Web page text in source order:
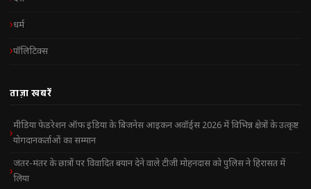
धर्म
पॉलिटिक्स
ताज़ा खबरें
मीडिया फेडरेशन ऑफ इंडिया के बिजनेस आइकन अवॉर्ड्स 2026 में विभिन्न क्षेत्रों के उत्कृष्ट
योगदानकर्ताओं का सम्मान
जंतर-मंतर के छात्रों पर विवादित बयान देने वाले टीजी मोहनदास को पुलिस ने हिरासत में
लिया